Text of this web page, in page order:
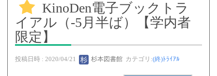
KinoDen電子ブックトラ
イアル（-5月半ば）【学内者
限定】
投稿日時 : 2020/04/21 杉本図書館 カテゴリ:(終)ﾄﾗｲｱﾙ